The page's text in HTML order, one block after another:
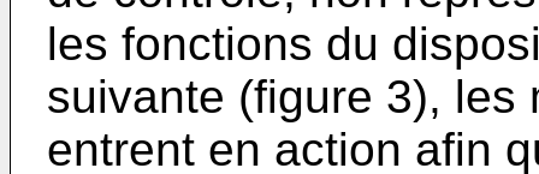
les fonctions du
suivante (figure 3), les
entrent en action afin